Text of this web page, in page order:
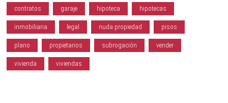
contratos garaje hipoteca hipotecas
inmobiliaria legal nuda propiedad pisos
plano propietarios subrogación vender
vivienda viviendas